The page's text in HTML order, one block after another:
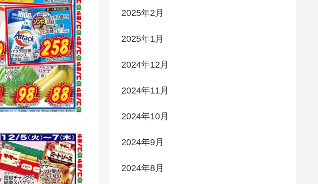
2025年2月
2025年1月
2024年12月
2024年11月
2024年10月
2024年9月
2024年8月